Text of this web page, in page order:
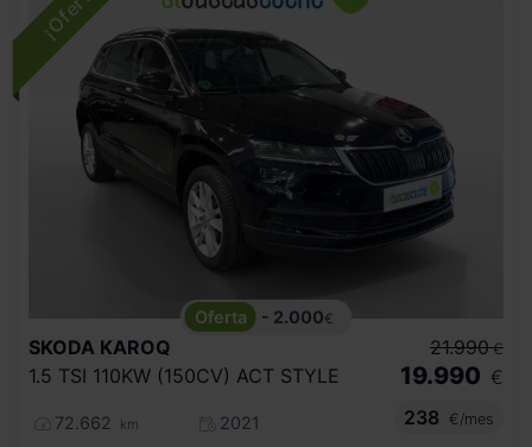
- 2.000€
SKODA KAROQ
1.5 TSI 110KW (150CV) ACT STYLE
72.662 km
2021
21.990 €
19.990 €
238
€/mes